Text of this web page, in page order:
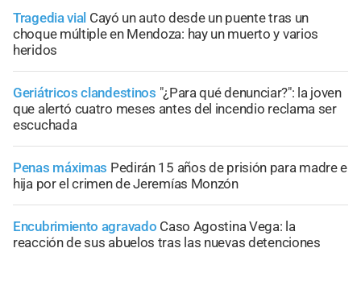
Tragedia vial Cayó un auto desde un puente tras un
choque múltiple en Mendoza: hay un muerto y varios
heridos
Geriátricos clandestinos "¿Para qué denunciar?": la joven
que alertó cuatro meses antes del incendio reclama ser
escuchada
Penas máximas Pedirán 15 años de prisión para madre e
hija por el crimen de Jeremías Monzón
Encubrimiento agravado Caso Agostina Vega: la
reacción de sus abuelos tras las nuevas detenciones